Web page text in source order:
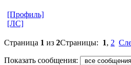
[Профиль]
[ЛС]
Страница 1 из 2Страницы: 1, 2
Показать сообщения: